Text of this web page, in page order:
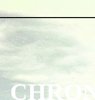
Skip to content